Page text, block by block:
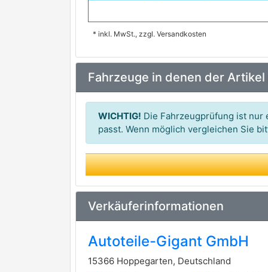
FEBEST
Metalcaucho
OPTIMAL
TEDGUM
DELPHI premium Marke
DT Spare Parts
AKRON-MALÒ
BIRTH
CAUTEX
DYS
* inkl. MwSt., zzgl. Versandkosten
Fahrzeuge in denen der
WICHTIG! Die Fahrzeugprüfung ist nur
passt. Wenn möglich vergleichen Sie
Verkäuferinformationen
Autoteile-Gigant GmbH
15366 Hoppegarten, Deutschland